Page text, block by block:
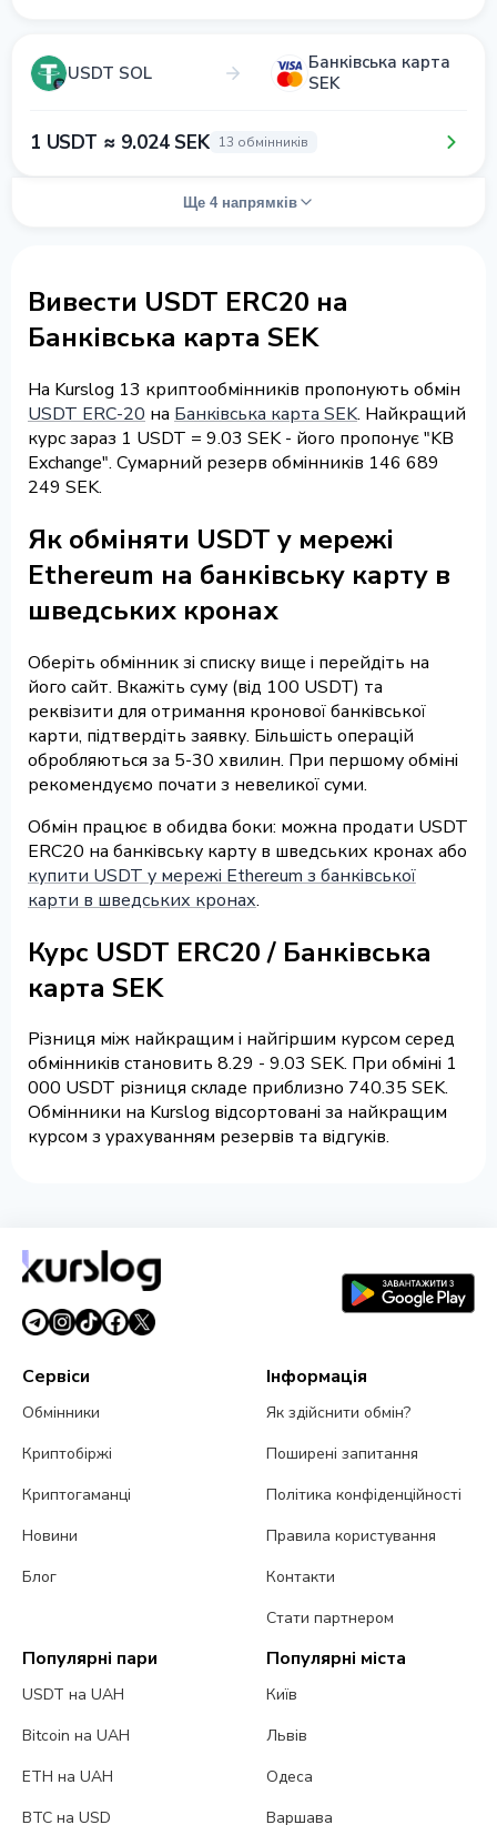
USDT SOL
Банківська карта
SEK
1 USDT ≈ 9.024 SEK 13 обмінників
Ще 4 напрямків
Вивести USDT ERC20 на
Банківська карта SEK
На Kurslog 13 криптообмінників пропонують обмін
USDT ERC-20 на Банківська карта SEK. Найкращий
курс зараз 1 USDT = 9.03 SEK - його пропонує "KB
Exchange". Сумарний резерв обмінників 146 689
249 SEK.
Як обміняти USDT у мережі
Ethereum на банківську карту в
шведських кронах
Оберіть обмінник зі списку вище і перейдіть на
його сайт. Вкажіть суму (від 100 USDT) та
реквізити для отримання кронової банківської
карти, підтвердіть заявку. Більшість операцій
обробляються за 5-30 хвилин. При першому обміні
рекомендуємо почати з невеликої суми.
Обмін працює в обидва боки: можна продати USDT
ERC20 на банківську карту в шведських кронах або
купити USDT у мережі Ethereum з банківської
карти в шведських кронах.
Курс USDT ERC20 / Банківська
карта SEK
Різниця між найкращим і найгіршим курсом серед
обмінників становить 8.29 - 9.03 SEK. При обміні 1
000 USDT різниця складе приблизно 740.35 SEK.
Обмінники на Kurslog відсортовані за найкращим
курсом з урахуванням резервів та відгуків.
Сервіси
Обмінники
Криптобіржі
Криптогаманці
Новини
Блог
Інформація
Як здійснити обмін?
Поширені запитання
Політика конфіденційності
Правила користування
Контакти
Стати партнером
Популярні пари
USDT на UAH
Bitcoin на UAH
ETH на UAH
BTC на USD
Популярні міста
Київ
Львів
Одеса
Варшава